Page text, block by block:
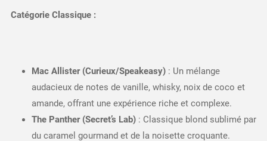
Catégorie Classique :
Mac Allister (Curieux/Speakeasy): Un mélange
audacieux de notes de vanille, whisky, noix de coco et
amande, offrant une expérience riche et complexe.
The Panther (Secret’s Lab): Classique blond sublimé par
du caramel gourmand et de la noisette croquante.